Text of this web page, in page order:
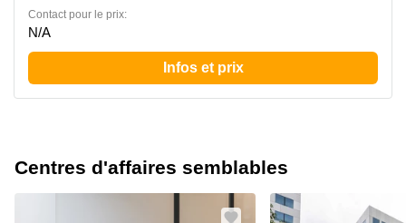
Contact pour le prix:
N/A
Infos et prix
Centres d'affaires semblables